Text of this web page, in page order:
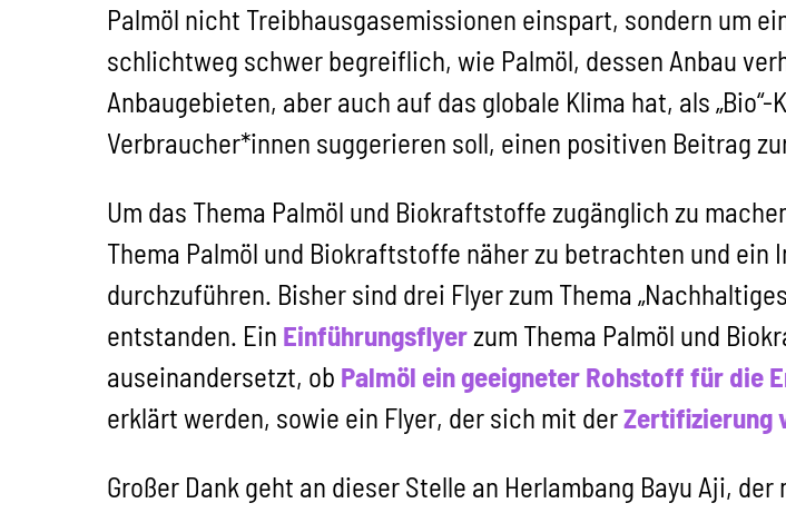
Palmöl nicht Treibhausgasemissionen einspart, sondern um
schlichtweg schwer begreiflich, wie Palmöl, dessen Anbau
Anbaugebieten, aber auch auf das globale Klima hat, als
Verbraucher*innen suggerieren soll, einen positiven Beitrag
Um das Thema Palmöl und Biokraftstoffe zugänglich zu
Thema Palmöl und Biokraftstoffe näher zu betrachten und
durchzuführen. Bisher sind drei Flyer zum Thema
entstanden. Ein Einführungsflyer zum Thema Palmöl und
auseinandersetzt, ob Palmöl ein geeigneter Rohstoff für die
erklärt werden, sowie ein Flyer, der sich mit derZertifizierung
Großer Dank geht an dieser Stelle an Herlambang Bayu Aji,